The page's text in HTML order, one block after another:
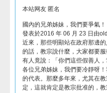
本站网友 匿名
國內的兄弟姊妹，我們要爭氣！
發表於2016 年 06 月 23 日由
近來，那些明顯站在政府那邊
的話，教宗說什麼，大家都要
有人竟說：「你們這些假善人
各位兄弟姊妹，我們要冷靜呀
的代表。那麼多年來，尤其在
定，這就肯定是教宗批准的，